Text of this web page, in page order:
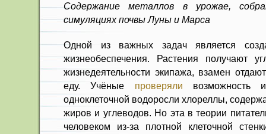
Содержание металлов в урожае,
симуляциях почвы Луны и Марса
Одной из важных задач является
жизнеобеспечения. Растения получают
жизнедеятельности экипажа, взамен
еду. Учёные проверяли возможность
одноклеточной водоросли хлореллы,
жиров и углеводов. Но эта в теории
человеком из-за плотной клеточной